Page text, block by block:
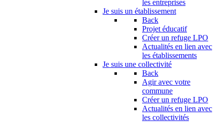
les entreprises
Je suis un établissement
Back
Projet éducatif
Créer un refuge LPO
Actualités en lien avec
les établissements
Je suis une collectivité
Back
Agir avec votre
commune
Créer un refuge LPO
Actualités en lien avec
les collectivités